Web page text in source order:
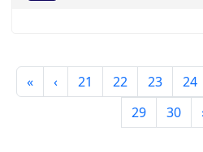
« ‹ 21 22 23 24
29
30